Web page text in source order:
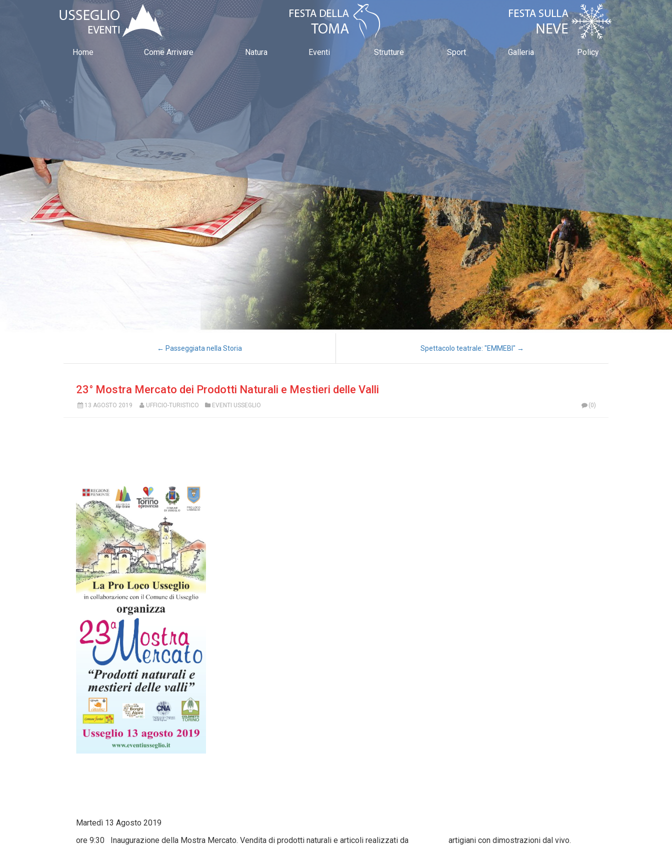
Home Come Arrivare Natura Eventi Strutture Sport Galleria Policy
← Passeggiata nella Storia Spettacolo teatrale: "EMMEBI" →
23° Mostra Mercato dei Prodotti Naturali e Mestieri delle Valli
13 AGOSTO 2019 UFFICIO-TURISTICO EVENTI USSEGLIO (0)
Martedì 13 Agosto 2019
ore 9:30 Inaugurazione della Mostra Mercato. Vendita di prodotti naturali e articoli realizzati da artigiani con dimostrazioni dal vivo.